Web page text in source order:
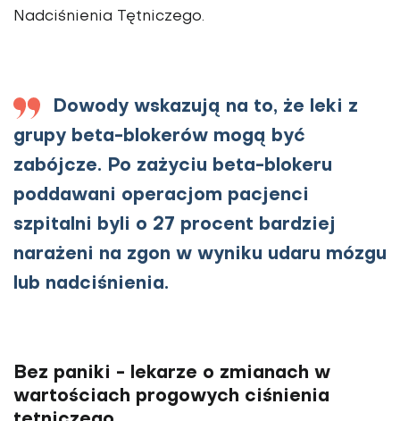
Nadciśnienia Tętniczego.
Dowody wskazują na to, że leki z
grupy beta-blokerów mogą być
zabójcze. Po zażyciu beta-blokeru
poddawani operacjom pacjenci
szpitalni byli o 27 procent bardziej
narażeni na zgon w wyniku udaru mózgu
lub nadciśnienia.
Bez paniki - lekarze o zmianach w
wartościach progowych ciśnienia